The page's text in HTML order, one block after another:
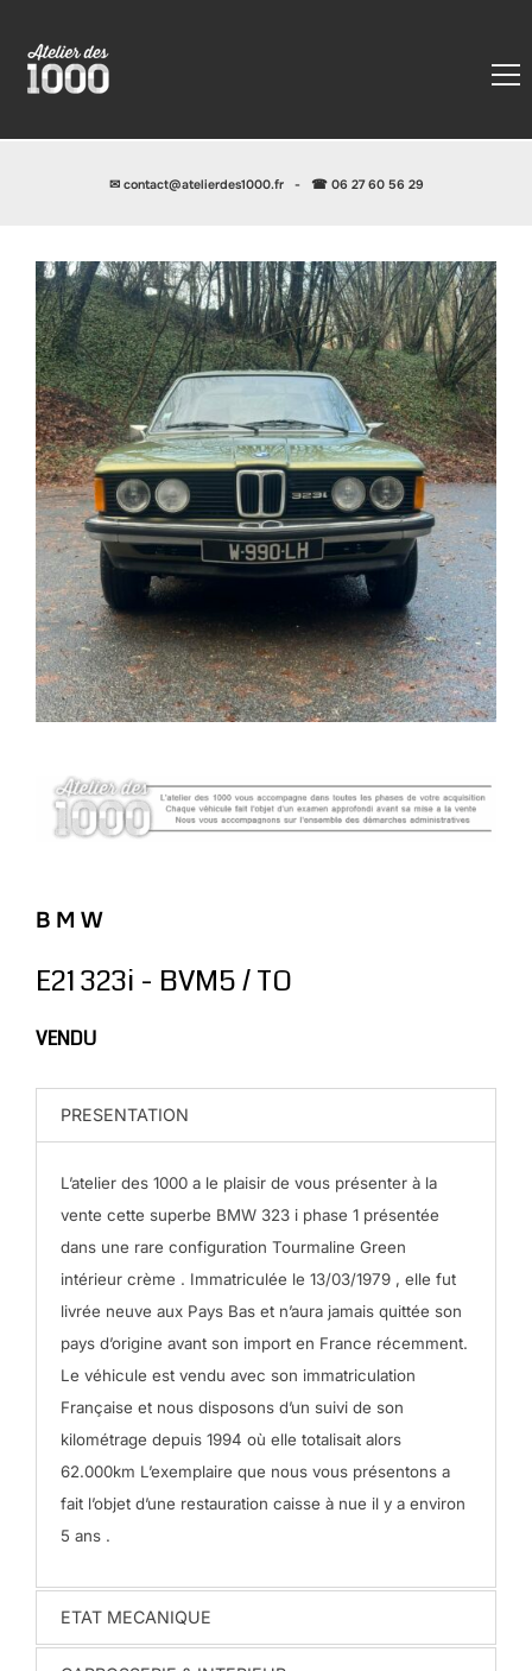
✉ contact@atelierdes1000.fr- ☎ 06 27 60 56 29
B M W
E21 323i - BVM5 / TO
VENDU
PRESENTATION
L’atelier des 1000 a le plaisir de vous présenter à la
vente cette superbe BMW 323 i phase 1 présentée
dans une rare configuration Tourmaline Green
intérieur crème . Immatriculée le 13/03/1979 , elle fut
livrée neuve aux Pays Bas et n’aura jamais quittée son
pays d’origine avant son import en France récemment.
Le véhicule est vendu avec son immatriculation
Française et nous disposons d’un suivi de son
kilométrage depuis 1994 où elle totalisait alors
62.000km L’exemplaire que nous vous présentons a
fait l’objet d’une restauration caisse à nue il y a environ
5 ans .
ETAT MECANIQUE